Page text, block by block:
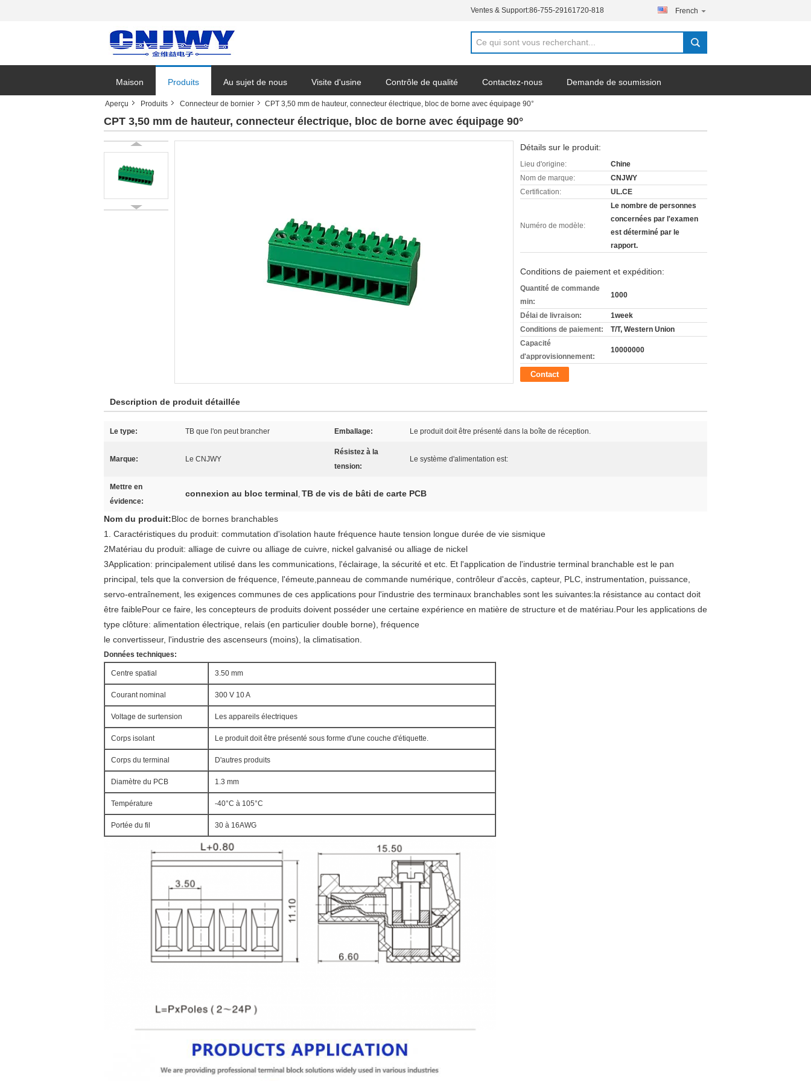
Ventes & Support:86-755-29161720-818 French
Maison Produits Au sujet de nous Visite d'usine Contrôle de qualité Contactez-nous Demande de soumission
Nouvelles de l'entreprise
Aperçu Produits Connecteur de bornier CPT 3,50 mm de hauteur, connecteur électrique, bloc de borne avec équipage 90°
CPT 3,50 mm de hauteur, connecteur électrique, bloc de borne avec équipage 90°
Détails sur le produit:
Lieu d'origine:
Chine
Nom de marque:
CNJWY
Certification:
UL.CE
Numéro de modèle:
Le nombre de personnes
concernées par l'examen
est déterminé par le
rapport.
Conditions de paiement et expédition:
Quantité de commande
min:
1000
Délai de livraison:
1week
Conditions de paiement:
T/T, Western Union
Capacité
d'approvisionnement:
10000000
Contact
Description de produit détaillée
Le type: TB que l'on peut brancher Emballage: Le produit doit être présenté dans la boîte de réception.
Marque: Le CNJWY
Résistez à la
tension:
Le système d'alimentation est:
Mettre en
évidence:
connexion au bloc terminal, TB de vis de bâti de carte PCB
Nom du produit:Bloc de bornes branchables
1. Caractéristiques du produit: commutation d'isolation haute fréquence haute tension longue durée de vie sismique
2Matériau du produit: alliage de cuivre ou alliage de cuivre, nickel galvanisé ou alliage de nickel
3Application: principalement utilisé dans les communications, l'éclairage, la sécurité et etc. Et l'application de l'industrie terminal branchable est le pan
principal, tels que la conversion de fréquence, l'émeute,panneau de commande numérique, contrôleur d'accès, capteur, PLC, instrumentation, puissance,
servo-entraînement, les exigences communes de ces applications pour l'industrie des terminaux branchables sont les suivantes:la résistance au contact doit
être faiblePour ce faire, les concepteurs de produits doivent posséder une certaine expérience en matière de structure et de matériau.Pour les applications de
type clôture: alimentation électrique, relais (en particulier double borne), fréquence
le convertisseur, l'industrie des ascenseurs (moins), la climatisation.
Données techniques:
Centre spatial 3.50 mm
Courant nominal 300 V 10 A
Voltage de surtension Les appareils électriques
Corps isolant Le produit doit être présenté sous forme d'une couche d'étiquette.
Corps du terminal D'autres produits
Diamètre du PCB 1.3 mm
Température -40°C à 105°C
Portée du fil 30 à 16AWG